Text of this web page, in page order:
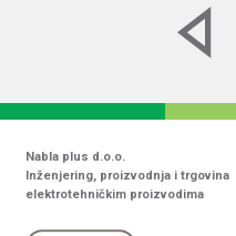
Nabla plus d.o.o.
Inženjering, proizvodnja i trgovina
elektrotehničkim proizvodima